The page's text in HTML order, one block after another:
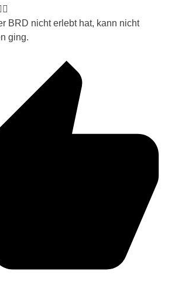
BRD nicht erlebt hat, kann nicht
ging.